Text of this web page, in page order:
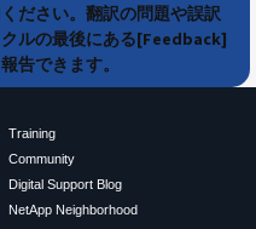
ださい。翻訳の問題や誤訳
ルの最後にある[Feedback]
告できます。
Training
Community
Digital Support Blog
NetApp Neighborhood